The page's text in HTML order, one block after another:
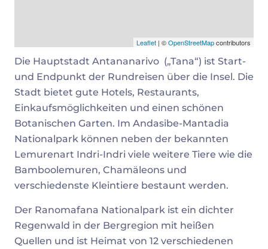
Leaflet | ©OpenStreetMapcontributors
Die Hauptstadt Antananarivo („Tana“) ist Start-
und Endpunkt der Rundreisen über die Insel. Die
Stadt bietet gute Hotels, Restaurants,
Einkaufsmöglichkeiten und einen schönen
Botanischen Garten. Im Andasibe-Mantadia
Nationalpark können neben der bekannten
Lemurenart Indri-Indri viele weitere Tiere wie die
Bamboolemuren, Chamäleons und
verschiedenste Kleintiere bestaunt werden.
Der Ranomafana Nationalpark ist ein dichter
Regenwald in der Bergregion mit heißen
Quellen und ist Heimat von 12 verschiedenen